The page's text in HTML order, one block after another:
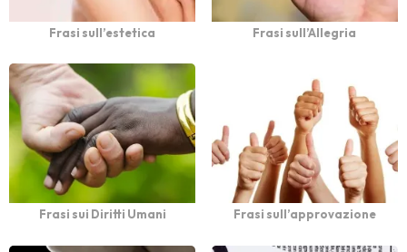
Frasi sull’estetica Frasi sull’Allegria
Frasi sui Diritti Umani Frasi sull’approvazione